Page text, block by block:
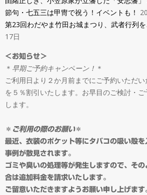
ル
＆
オ
ー
ダ
ー
節句・七五三は甲冑で祝う！イベントも！
第23回わだやま竹田お城まつり、武者行列を
17日
＜お知らせ＞
＊ 早期ご予約キャンペーン！ ＊
ご利用日より２か月前までにご予約いただ
を５％割引いたします。お早目のご検討・
します。
＊ ご利用の際のお願い＊
最近、衣装のポケット等にタバコの吸い殻
事例が散見されます。
ゴミや臭いの処理等が発生しますので、そ
合は追加料金を請求いたします。
ご留意いただきますようお願い申し上げます